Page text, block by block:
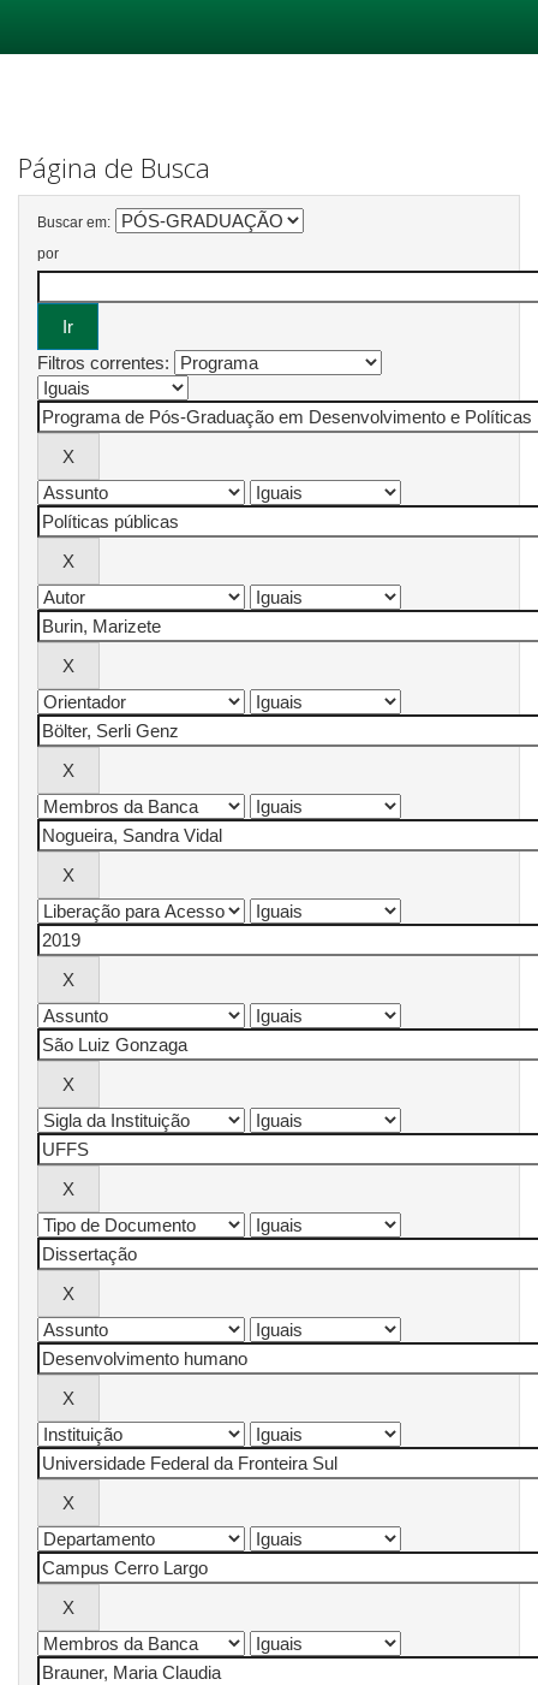
Página de Busca
Buscar em:
por
Filtros correntes: